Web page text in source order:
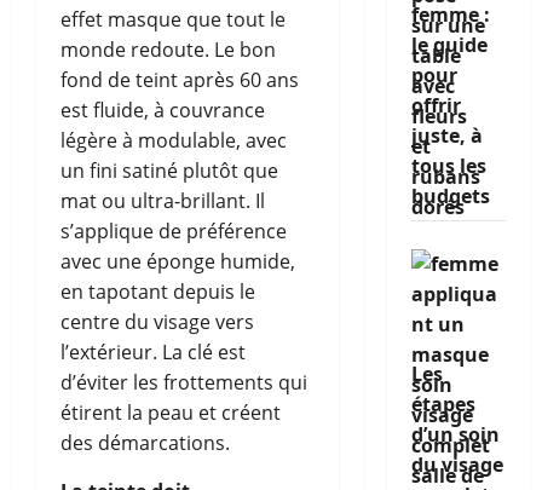
effet masque que tout le
monde redoute. Le bon
fond de teint après 60 ans
est fluide, à couvrance
légère à modulable, avec
un fini satiné plutôt que
mat ou ultra-brillant. Il
s’applique de préférence
avec une éponge humide,
en tapotant depuis le
centre du visage vers
l’extérieur. La clé est
d’éviter les frottements qui
étirent la peau et créent
des démarcations.
femme :
le guide
pour
offrir
juste, à
tous les
budgets
Les
étapes
d’un soin
du visage